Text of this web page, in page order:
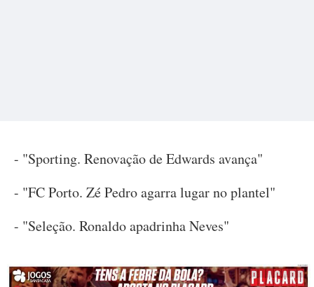
- "Sporting. Renovação de Edwards avança"
- "FC Porto. Zé Pedro agarra lugar no plantel"
- "Seleção. Ronaldo apadrinha Neves"